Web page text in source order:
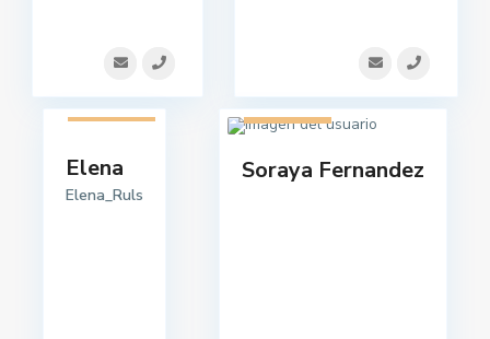
1 listado
Elena
Elena_Ruls
1 listado
Soraya Fernandez